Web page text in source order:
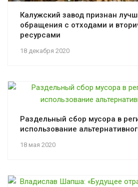
18 декабря 2020
Калужский завод признан
обращения с отходами и
ресурсами
18 мая 2020
Раздельный сбор мусора в
использование